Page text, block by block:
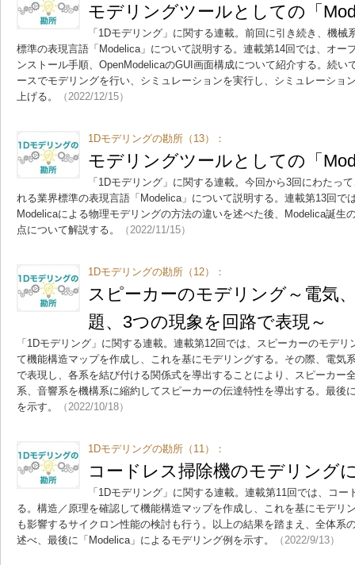
モデリングツールとしての「
「1Dモデリング」に関する連載。前回に引き続き、機
標準の表現言語「Modelica」について説明する。連載第14回では、オー
ンストール手順、OpenModelicaのGUI画面構成について紹介する。続い
ースでモデリングを行い、シミュレーションを実行し、シミュレーショ
上げる。
（2022/12/15）
1Dモデリングの勘所（13）：
モデリングツールとしての「
「1Dモデリング」に関する連載。今回から3回にわたっ
れる業界標準の表現言語「Modelica」について説明する。連載第13回で
Modelicaによる物理モデリングの方法の違いを述べた後、Modelica誕生
点について解説する。
（2022/11/15）
1Dモデリングの勘所（12）：
スピーカーのモデリング～電気
題、3つの現象を回路で表現～
「1Dモデリング」に関する連載。連載第12回では、スピーカーのモデ
て機能構造マップを作成し、これを基にモデリングする。その際、電気
で表現し、各系を結び付ける関係式を導出することにより、スピーカー
系、音響系を機構系に縮約してスピーカーの伝達特性を導出する。最後
を示す。
（2022/10/18）
1Dモデリングの勘所（11）：
コードレス掃除機のモデリング
「1Dモデリング」に関する連載。連載第11回では、コ
る。構造／原理を確認して機能構造マップを作成し、これを基にモデリ
も影響するサイクロン性能の検討も行う。以上の結果を踏まえ、全体系
述べ、最後に「Modelica」によるモデリング例を示す。
（2022/9/13）